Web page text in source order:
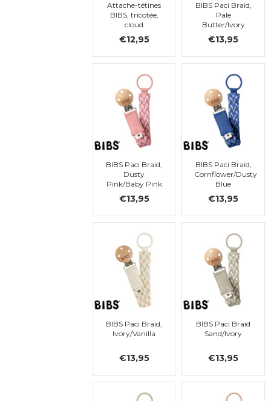
Attache-tétines
BIBS, tricotée,
cloud
€12,95
BIBS Paci Braid,
Pale
Butter/Ivory
€13,95
BIBS Paci Braid,
Dusty
Pink/Baby Pink
€13,95
BIBS Paci Braid,
Cornflower/Dusty
Blue
€13,95
BIBS Paci Braid,
Ivory/Vanilla
€13,95
BIBS Paci Braid
Sand/Ivory
€13,95